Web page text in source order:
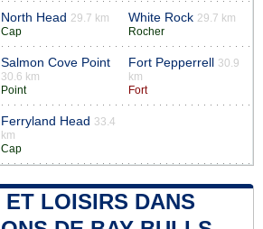
North Head 29.7 km
Cap
White Rock 29.7 km
Rocher
Salmon Cove Point
30.6 km
Point
Fort Pepperrell 30.9
km
Fort
Ferryland Head 33.4
km
Cap
LOISIRS DANS